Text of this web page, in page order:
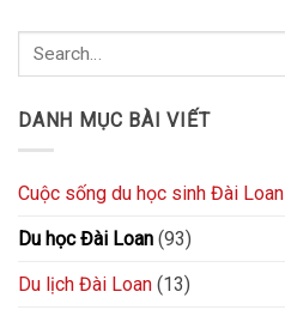
DANH MỤC BÀI VIẾT
Cuộc sống du học sinh Đài Loan
Du học Đài Loan (93)
Du lịch Đài Loan (13)